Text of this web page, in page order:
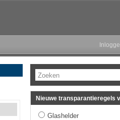
Zoeken
Nieuwe transparantieregels
Glashelder